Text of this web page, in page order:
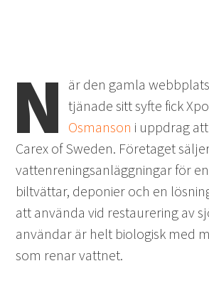
N är den gamla
tjänade sitt syfte fick
Osmanson i uppdrag
Carex of Sweden. Företaget
vattenreningsanläggningar för
biltvättar, deponier och en
att använda vid restaurering av
användar är helt biologisk med
som renar vattnet.